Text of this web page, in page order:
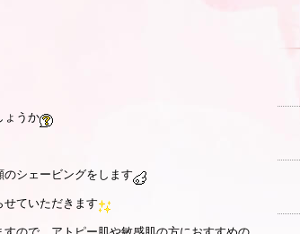
ょうか
シェービングをします
せていただきます